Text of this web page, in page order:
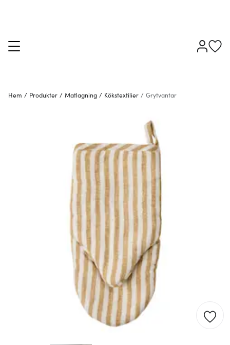
Hem / Produkter / Matlagning / Kökstextilier / Grytvantar